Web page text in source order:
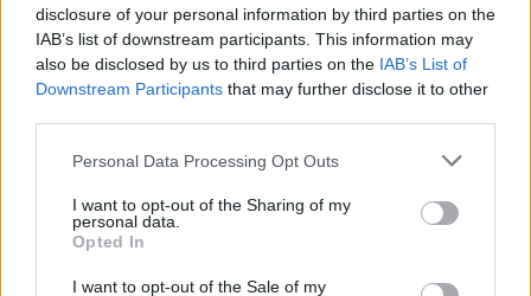
disclosure of your personal information by third parties on the
IAB’s list of downstream participants. This information may
also be disclosed by us to third parties on the IAB’s List of
Downstream Participants that may further disclose it to other
Please note that this website/app uses one or more Google
not limited to your visit or usage behaviour. You may click to
grant or deny consent to Google and its third-party tags to
use your data for below specified purposes in below Google
consent section.
Personal Data Processing Opt Outs
I want to opt-out of the Sharing of my
personal data.
Opted In
I want to opt-out of the Sale of my